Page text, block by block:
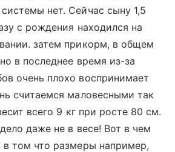
нет. Сейчас сыну 1,5
с рождения находился на
затем прикорм, в общем
в последнее время из-за
очень плохо воспринимает
считаемся маловесными так
всего 9 кг при росте 80 см.
даже не в весе! Вот в чем
том что размеры например,